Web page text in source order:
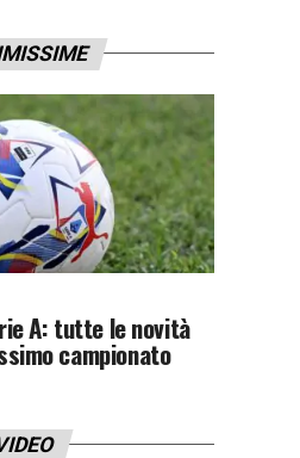
A: tutte le novità
campionato